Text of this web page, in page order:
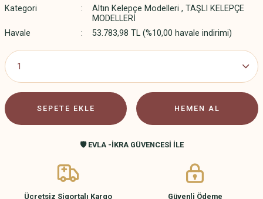
Kategori Altın Kelepçe Modelleri , TAŞLI KELEPÇE
MODELLERİ
Havale
53.783,98 TL (%10,00 havale indirimi)
SEPETE EKLE HEMEN AL
🛡️ EVLA -İKRA GÜVENCESİ İLE
Ücretsiz Sigortalı Kargo Güvenli Ödeme